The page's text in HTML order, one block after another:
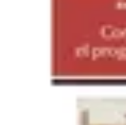
Destinos
Escapadas Creativas
Escapadas Fáciles